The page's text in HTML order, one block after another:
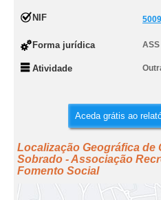
NIF
Forma jurídica ASS
Atividade
Aceda grátis ao
Localização Geográfica de
Sobrado - Associação
Fomento Social